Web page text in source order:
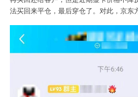
法买回来平仓，最后穿仓了。对此，京东